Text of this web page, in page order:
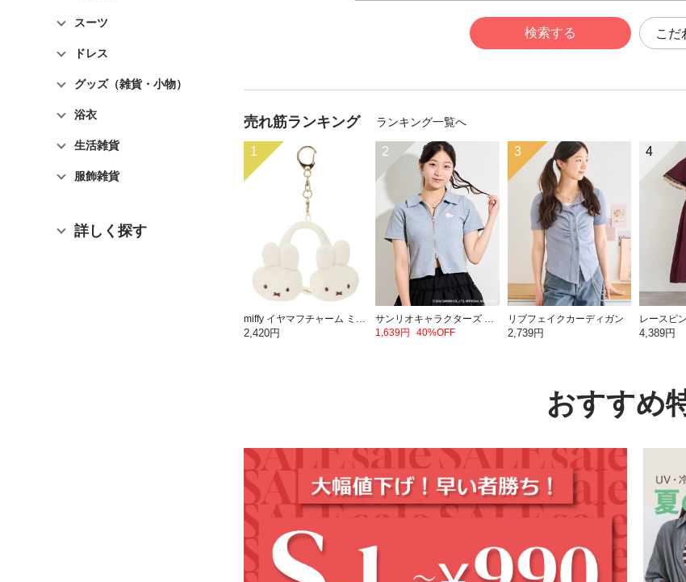
スーツ
ドレス
グッズ（雑貨・小物）
浴衣
生活雑貨
服飾雑貨
詳しく探す
こだ
売れ筋ランキング ランキング一覧へ
1
miffy イヤマフチャーム ミッフィー【ミッフィー】
2,420円
2
サンリオキャラクターズ ダブルZIPラメトップス
1,639円
40%OFF
3
リブフェイクカーディガン
2,739円
4
4,389円
おすすめ